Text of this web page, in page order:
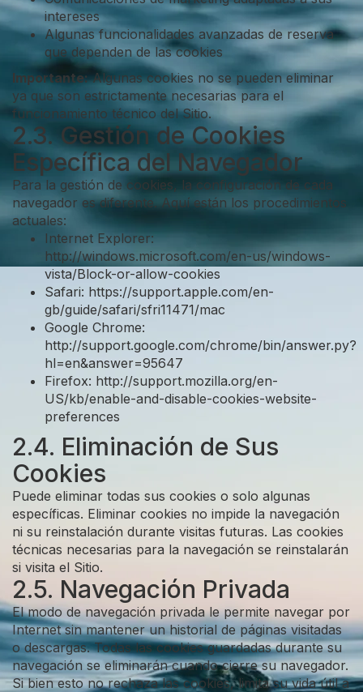
intereses
Algunas funcionalidades avanzadas de reserva
que dependen de las cookies
Importante:Algunas cookies no se pueden eliminar
ya que son estrictamente necesarias para el
funcionamiento técnico del Sitio.
2.3. Gestión de Cookies
Específica del Navegador
Para la gestión de cookies, la configuración de cada
navegador es diferente. Aquí están los procedimientos
actuales:
Internet Explorer:
http://windows.microsoft.com/en-us/windows-
vista/Block-or-allow-cookies
Safari: https://support.apple.com/en-
gb/guide/safari/sfri11471/mac
Google Chrome:
http://support.google.com/chrome/bin/answer.py?
hl=en&answer=95647
Firefox: http://support.mozilla.org/en-
US/kb/enable-and-disable-cookies-website-
preferences
2.4. Eliminación de Sus
Cookies
Puede eliminar todas sus cookies o solo algunas
específicas. Eliminar cookies no impide la navegación
ni su reinstalación durante visitas futuras. Las cookies
técnicas necesarias para la navegación se reinstalarán
si visita el Sitio.
2.5. Navegación Privada
El modo de navegación privada le permite navegar por
Internet sin mantener un historial de páginas visitadas
o descargas. Todas las cookies guardadas durante su
navegación se eliminarán cuando cierre su navegador.
Si bien esto no rechaza las cookies, limita su vida útil a